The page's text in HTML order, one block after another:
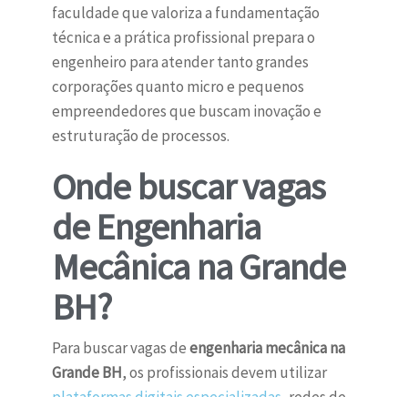
faculdade que valoriza a fundamentação
técnica e a prática profissional prepara o
engenheiro para atender tanto grandes
corporações quanto micro e pequenos
empreendedores que buscam inovação e
estruturação de processos.
Onde buscar vagas
de Engenharia
Mecânica na Grande
BH?
Para buscar vagas deengenharia mecânica na
Grande BH, os profissionais devem utilizar